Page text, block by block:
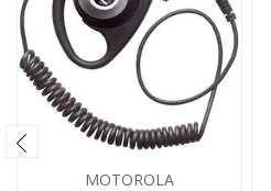
MOTOROLA